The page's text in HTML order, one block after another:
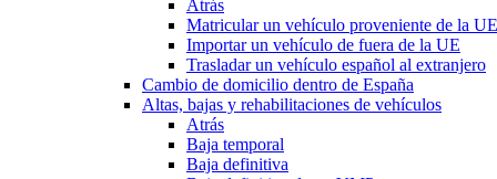
Atrás
Matricular un vehículo proveniente de la UE
Importar un vehículo de fuera de la UE
Trasladar un vehículo español al extranjero
Cambio de domicilio dentro de España
Altas, bajas y rehabilitaciones de vehículos
Atrás
Baja temporal
Baja definitiva